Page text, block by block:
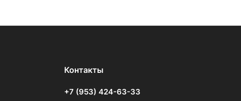
Контакты
+7 (953) 424-63-33